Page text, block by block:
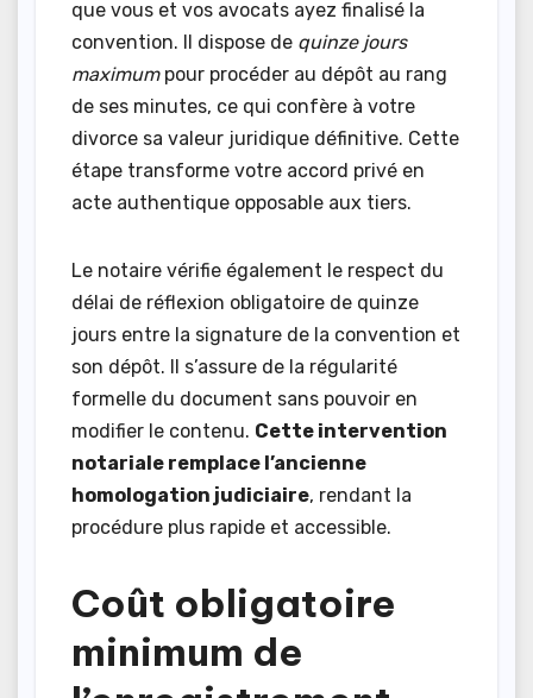
que vous et vos avocats ayez finalisé la
convention. Il dispose de quinze jours
maximumpour procéder au dépôt au rang
de ses minutes, ce qui confère à votre
divorce sa valeur juridique définitive. Cette
étape transforme votre accord privé en
acte authentique opposable aux tiers.
Le notaire vérifie également le respect du
délai de réflexion obligatoire de quinze
jours entre la signature de la convention et
son dépôt. Il s’assure de la régularité
formelle du document sans pouvoir en
modifier le contenu. Cette intervention
notariale remplace l’ancienne
homologation judiciaire, rendant la
procédure plus rapide et accessible.
Coût obligatoire
minimum de